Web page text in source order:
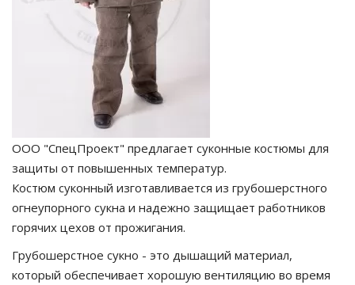
ООО "СпецПроект" предлагает суконные костюмы для
защиты от повышенных температур.
Костюм суконный изготавливается из грубошерстного
огнеупорного сукна и надежно защищает работников
горячих цехов от прожигания.
Грубошерстное сукно - это дышащий материал,
который обеспечивает хорошую вентиляцию во время